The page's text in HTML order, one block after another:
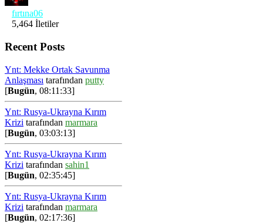
fırtına06
5,464 İletiler
Recent Posts
Ynt: Mekke Ortak Savunma
Anlaşması tarafından putty
[Bugün, 08:11:33]
Ynt: Rusya-Ukrayna Kırım
Krizi tarafından marmara
[Bugün, 03:03:13]
Ynt: Rusya-Ukrayna Kırım
Krizi tarafından sahin1
[Bugün, 02:35:45]
Ynt: Rusya-Ukrayna Kırım
Krizi tarafından marmara
[Bugün, 02:17:36]